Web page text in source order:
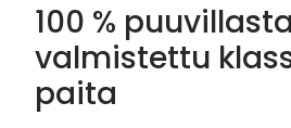
100 % puuvillasta
valmistettu
paita